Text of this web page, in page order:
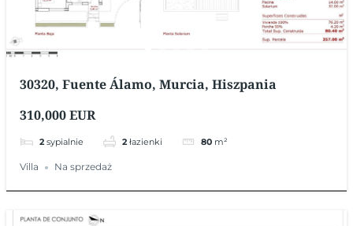
30320, Fuente Álamo, Murcia, Hiszpania
310,000 EUR
2 sypialnie 2 łazienki 80 m²
Villa Na sprzedaż